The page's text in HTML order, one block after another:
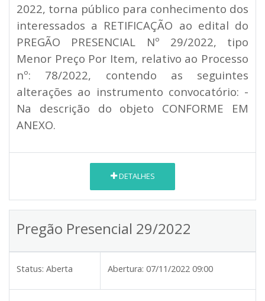
2022, torna público para conhecimento dos
interessados a RETIFICAÇÃO ao edital do
PREGÃO PRESENCIAL Nº 29/2022, tipo
Menor Preço Por Item, relativo ao Processo
nº: 78/2022, contendo as seguintes
alterações ao instrumento convocatório: -
Na descrição do objeto CONFORME EM
ANEXO.
DETALHES
Pregão Presencial 29/2022
Status: Aberta Abertura: 07/11/2022 09:00